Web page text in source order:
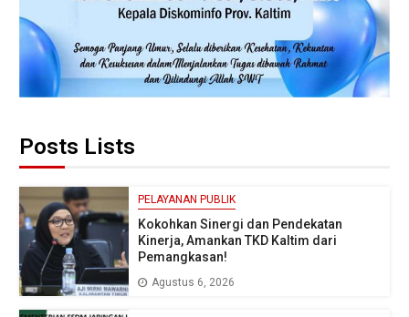
Posts Lists
PELAYANAN PUBLIK
Kokohkan Sinergi dan Pendekatan
Kinerja, Amankan TKD Kaltim dari
Pemangkasan!
Agustus 6, 2026